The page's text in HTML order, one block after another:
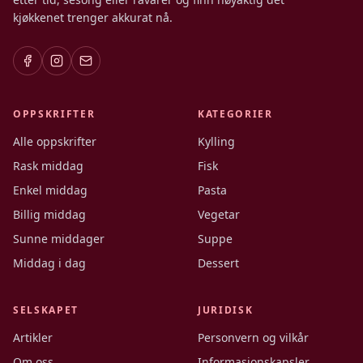
kjøkkenet trenger akkurat nå.
OPPSKRIFTER
Alle oppskrifter
Rask middag
Enkel middag
Billig middag
Sunne middager
Middag i dag
KATEGORIER
Kylling
Fisk
Pasta
Vegetar
Suppe
Dessert
SELSKAPET
Artikler
JURIDISK
Personvern og vilkår